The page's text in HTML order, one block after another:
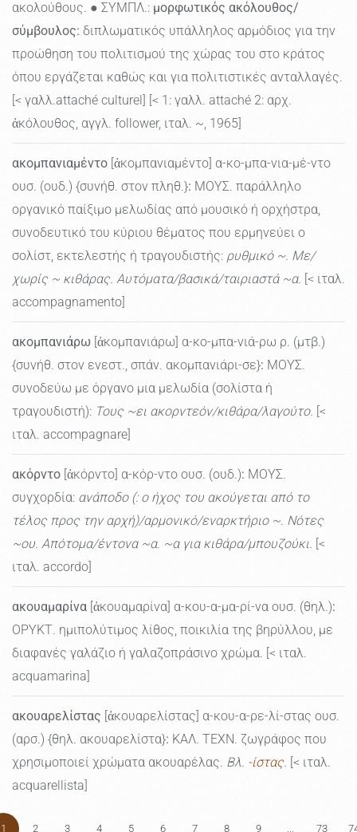
ακολούθους. ● ΣΥΜΠΛ.: μορφωτικός ακόλουθος/
σύμβουλος: διπλωματικός υπάλληλος αρμόδιος για την
προώθηση του πολιτισμού της χώρας του στο κράτος
όπου εργάζεται καθώς και για πολιτιστικές ανταλλαγές.
[< γαλλ.attaché culturel] [< 1: γαλλ. attaché 2: αρχ.
ἀκόλουθος, αγγλ. follower, ιταλ. ~, 1965]
ακομπανιαμέντο [ἀκομπανιαμέντο] α-κο-μπα-νια-μέ-ντο
ουσ. (ουδ.) {συνήθ. στον πληθ.}: ΜΟΥΣ. παράλληλο
οργανικό παίξιμο μελωδίας από μουσικό ή ορχήστρα,
συνοδευτικό του κύριου θέματος που ερμηνεύει ο
σολίστ, εκτελεστής ή τραγουδιστής: ρυθμικό ~. Με/
χωρίς ~ κιθάρας. Αυτόματα/βασικά/ταιριαστά ~α. [< ιταλ.
accompagnamento]
ακομπανιάρω [ἀκομπανιάρω] α-κο-μπα-νιά-ρω ρ. (μτβ.)
{συνήθ. στον ενεστ., σπάν. ακομπανιάρι-σε}: ΜΟΥΣ.
συνοδεύω με όργανο μια μελωδία (σολίστα ή
τραγουδιστή): Τους ~ει ακορντεόν/κιθάρα/λαγούτο. [<
ιταλ. accompagnare]
ακόρντο [ἀκόρντο] α-κόρ-ντο ουσ. (ουδ.): ΜΟΥΣ.
συγχορδία: ανάποδο (: ο ήχος του ακούγεται από το
τέλος προς την αρχή)/αρμονικό/εναρκτήριο ~. Νότες
~ου. Απότομα/έντονα ~α. ~α για κιθάρα/μπουζούκι. [<
ιταλ. accordo]
ακουαμαρίνα [ἀκουαμαρίνα] α-κου-α-μα-ρί-να ουσ. (θηλ.):
ΟΡΥΚΤ. ημιπολύτιμος λίθος, ποικιλία της βηρύλλου, με
διαφανές γαλάζιο ή γαλαζοπράσινο χρώμα. [< ιταλ.
acquamarina]
ακουαρελίστας [ἀκουαρελίστας] α-κου-α-ρε-λί-στας ουσ.
(αρσ.) {θηλ. ακουαρελίστα}: ΚΑΛ. ΤΕΧΝ. ζωγράφος που
χρησιμοποιεί χρώματα ακουαρέλας. Βλ. -ίστας. [< ιταλ.
acquarellista]
1 2 3 4 5 6 7 8 9 ... 73